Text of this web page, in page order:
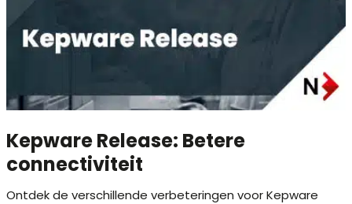
Kepware Release: Betere
connectiviteit
Ontdek de verschillende verbeteringen voor Kepware